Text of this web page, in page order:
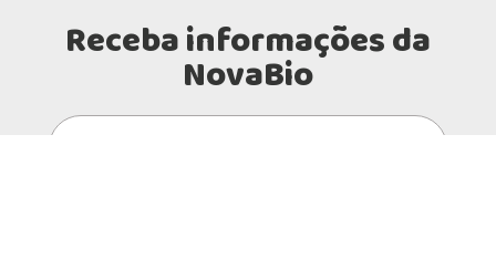
Receba informações da
NovaBio